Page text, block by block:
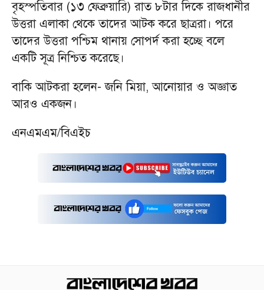
বৃহস্পতিবার (১৩ ফেব্রুয়ারি) রাত ৮টার দিকে রাজধানীর
উত্তরা এলাকা থেকে তাদের আটক করে ছাত্ররা। পরে
তাদের উত্তরা পশ্চিম থানায় সোপর্দ করা হচ্ছে বলে
একটি সূত্র নিশ্চিত করেছে।
বাকি আটকরা হলেন- জনি মিয়া, আনোয়ার ও অজ্ঞাত
আরও একজন।
এনএমএম/বিএইচ